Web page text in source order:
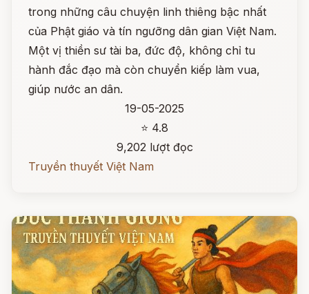
trong những câu chuyện linh thiêng bậc nhất
của Phật giáo và tín ngưỡng dân gian Việt Nam.
Một vị thiền sư tài ba, đức độ, không chỉ tu
hành đắc đạo mà còn chuyển kiếp làm vua,
giúp nước an dân.
19-05-2025
⭐ 4.8
9,202 lượt đọc
Truyền thuyết Việt Nam